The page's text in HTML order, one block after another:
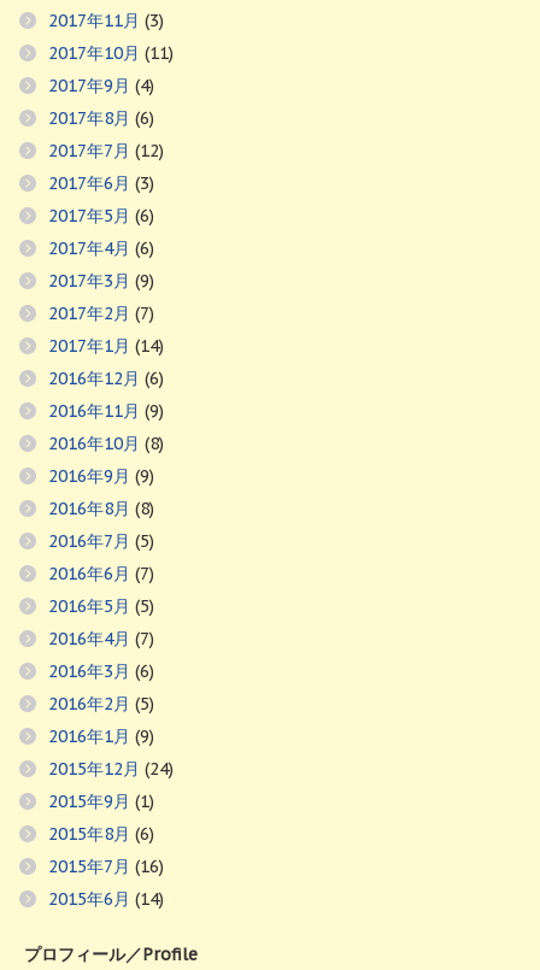
2017年11月 (3)
2017年10月 (11)
2017年9月 (4)
2017年8月 (6)
2017年7月 (12)
2017年6月 (3)
2017年5月 (6)
2017年4月 (6)
2017年3月 (9)
2017年2月 (7)
2017年1月 (14)
2016年12月 (6)
2016年11月 (9)
2016年10月 (8)
2016年9月 (9)
2016年8月 (8)
2016年7月 (5)
2016年6月 (7)
2016年5月 (5)
2016年4月 (7)
2016年3月 (6)
2016年2月 (5)
2016年1月 (9)
2015年12月 (24)
2015年9月 (1)
2015年8月 (6)
2015年7月 (16)
2015年6月 (14)
プロフィール／Profile